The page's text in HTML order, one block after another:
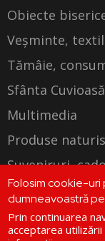
Obiecte
Veșminte,
Tămâie,
Sfânta
Multimedia
Produse
Suveniruri,
Produse
Folosim cookie-
dumneavoastră
Prin continuarea
acceptarea